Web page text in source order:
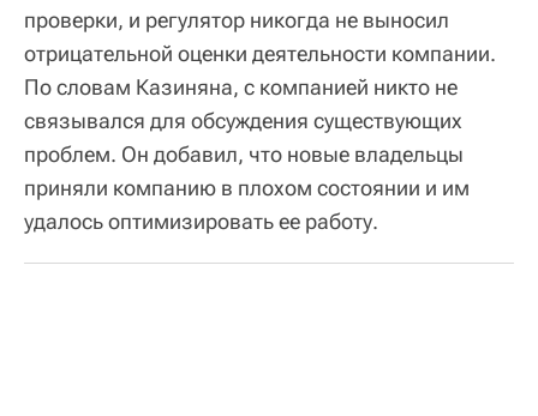
проверки, и регулятор никогда не выносил
отрицательной оценки деятельности компании.
По словам Казиняна, с компанией никто не
связывался для обсуждения существующих
проблем. Он добавил, что новые владельцы
приняли компанию в плохом состоянии и им
удалось оптимизировать ее работу.